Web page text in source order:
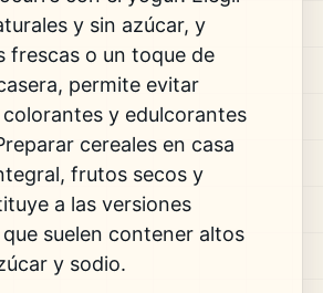
y sin azúcar, y
frescas o un toque de
permite evitar
colorantes y edulcorantes
cereales en casa
frutos secos y
a las versiones
suelen contener altos
y sodio.